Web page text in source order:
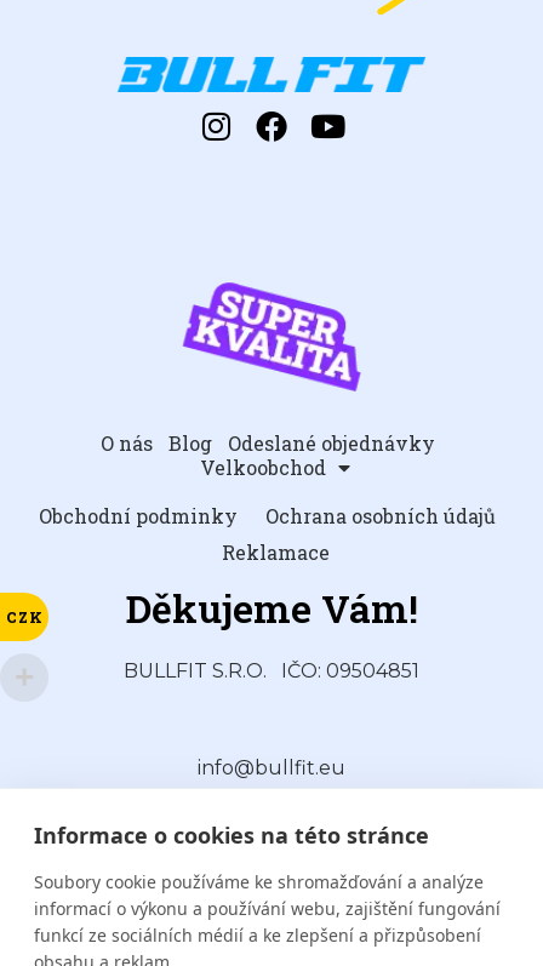
Informace o cookies na této stránce
Soubory cookie používáme ke shromažďování a analýze
informací o výkonu a používání webu, zajištění fungování
funkcí ze sociálních médií a ke zlepšení a přizpůsobení
O nás Blog
Odeslané objednávky
Velkoobchod
Obchodní podminky
Ochrana osobních údajů
Reklamace
Děkujeme Vám!
BULLFIT S.R.O. IČO: 09504851
info@bullfit.eu
CZK